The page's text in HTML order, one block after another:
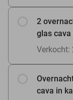
2
glas
Verkocht:
cava in